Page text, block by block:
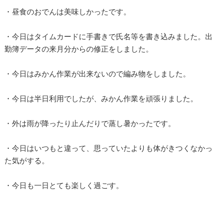
・昼食のおでんは美味しかったです。
・今日はタイムカードに手書きで氏名等を書き込みました。出
勤簿データの来月分からの修正をしました。
・今日はみかん作業が出来ないので編み物をしました。
・今日は半日利用でしたが、みかん作業を頑張りました。
・外は雨が降ったり止んだりで蒸し暑かったです。
・今日はいつもと違って、思っていたよりも体がきつくなかっ
た気がする。
・今日も一日とても楽しく過ごす。